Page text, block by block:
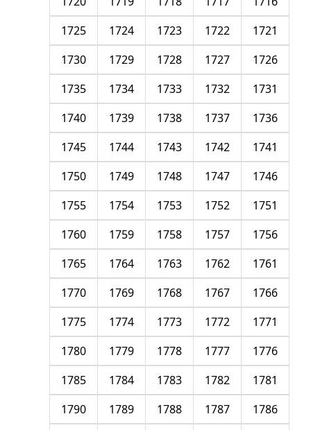
1721
1722
1723
1724
1725
1726
1727
1728
1729
1730
1731
1732
1733
1734
1735
1736
1737
1738
1739
1740
1741
1742
1743
1744
1745
1746
1747
1748
1749
1750
1751
1752
1753
1754
1755
1756
1757
1758
1759
1760
1761
1762
1763
1764
1765
1766
1767
1768
1769
1770
1771
1772
1773
1774
1775
1776
1777
1778
1779
1780
1781
1782
1783
1784
1785
1786
1787
1788
1789
1790